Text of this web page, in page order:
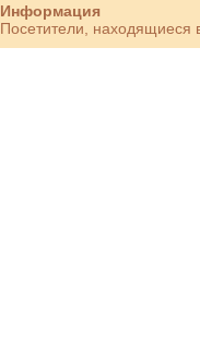
Информация
Посетители, находящиеся